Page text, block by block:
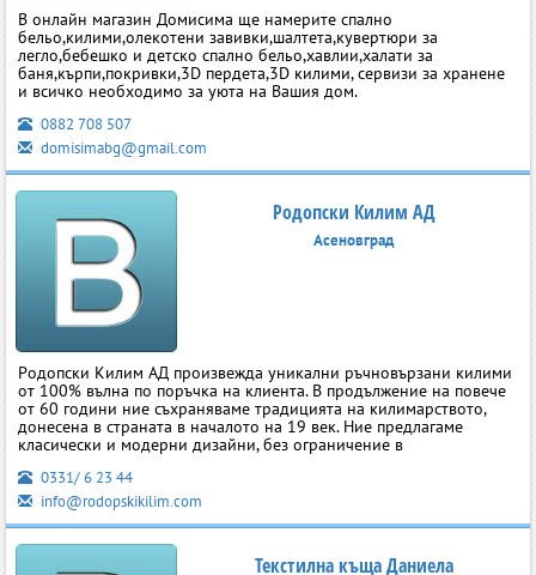
В онлайн магазин Домисима ще намерите спално
бельо,килими,олекотени завивки,шалтета,кувертюри за
легло,бебешко и детско спално бельо,хавлии,халати за
баня,кърпи,покривки,3D пердета,3D килими, сервизи за хранене
и всичко необходимо за уюта на Вашия дом.
0882 708 507
domisimabg@gmail.com
Родопски Килим АД
Асеновград
Родопски Килим АД произвежда уникални ръчновързани килими
от 100% вълна по поръчка на клиента. В продължение на повече
от 60 години ние съхраняваме традицията на килимарството,
донесена в страната в началото на 19 век. Ние предлагаме
класически и модерни дизайни, без ограничение в
0331/ 6 23 44
info@rodopskikilim.com
Текстилна къща Даниела